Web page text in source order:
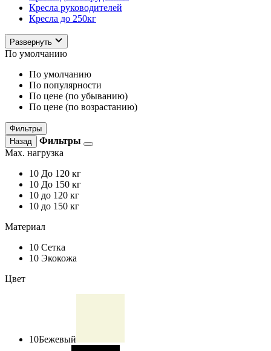
Кресла руководителей
Кресла до 250кг
Развернуть
По умолчанию
По умолчанию
По популярности
По цене (по убыванию)
По цене (по возрастанию)
Фильтры
Назад
Фильтры
Max. нагрузка
10 До 120 кг
10 До 150 кг
10 до 120 кг
10 до 150 кг
Материал
10 Сетка
10 Экокожа
Цвет
10Бежевый